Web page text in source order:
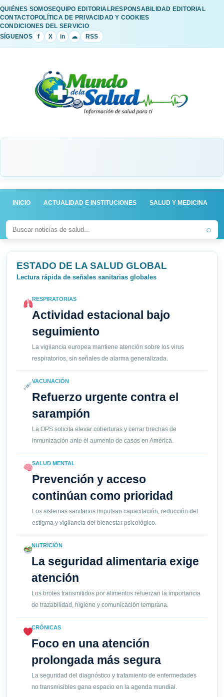
QUIÉNES SOMOSEQUIPO EDITORIALRESPONSABILIDAD EDITORIAL
CONTACTOPOLÍTICA DE PRIVACIDAD Y COOKIES
CONDICIONES DEL SERVICIO
SÍGUENOS
f X in ☁ RSS
INICIO ACTUALIDAD E INSTITUCIONES SALUD Y MEDICINA
⌕
ESTADO DE LA SALUD GLOBAL
Lectura rápida de señales sanitarias globales
RESPIRATORIAS
Actividad estacional bajo
seguimiento
La vigilancia europea mantiene atención sobre los virus
respiratorios, sin señales de alarma generalizada.
VACUNACIÓN
Refuerzo urgente contra el
sarampión
La OPS solicita elevar coberturas y cerrar brechas de
inmunización ante el aumento de casos en América.
SALUD MENTAL
Prevención y acceso
continúan como prioridad
Los sistemas sanitarios impulsan capacitación, reducción del
estigma y vigilancia del bienestar psicológico.
NUTRICIÓN
La seguridad alimentaria exige
atención
Los brotes transmitidos por alimentos refuerzan la importancia
de trazabilidad, higiene y comunicación temprana.
CRÓNICAS
Foco en una atención
prolongada más segura
La seguridad del diagnóstico y tratamiento de enfermedades
no transmisibles gana espacio en la agenda mundial.